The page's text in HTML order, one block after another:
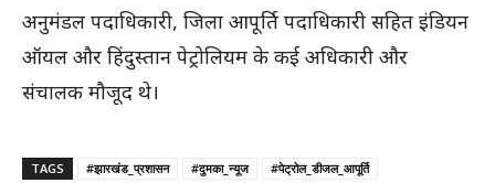
अनुमंडल पदाधिकारी, जिला आपूर्ति पदाधिकारी सहित इंडियन
ऑयल और हिंदुस्तान पेट्रोलियम के कई अधिकारी और
संचालक मौजूद थे।
TAGS #झारखंड_प्रशासन #दुमका_न्यूज #पेट्रोल_डीजल_आपूर्ति